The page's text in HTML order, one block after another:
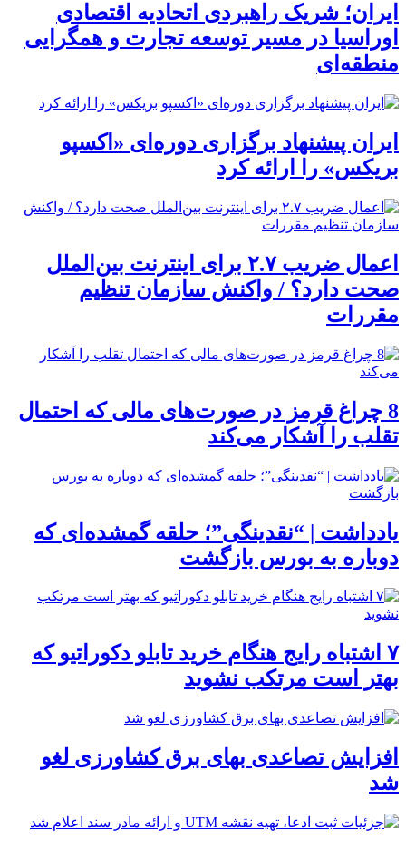
ایران؛ شریک راهبردی اتحادیه اقتصادی
اوراسیا در مسیر توسعه تجارت و همگرایی
منطقه‌ای
ایران پیشنهاد برگزاری دوره‌ای «اکسپو
بریکس» را ارائه کرد
اعمال ضریب ۲.۷ برای اینترنت بین‌الملل
صحت دارد؟ / واکنش سازمان تنظیم
مقررات
8 چراغ قرمز در صورت‌های مالی که احتمال
تقلب را آشکار می‌کند
یادداشت | “نقدینگی”؛ حلقه گمشده‌ای که
دوباره به بورس بازگشت
۷ اشتباه رایج هنگام خرید تابلو دکوراتیو که
بهتر است مرتکب نشوید
افزایش تصاعدی بهای برق کشاورزی لغو
شد